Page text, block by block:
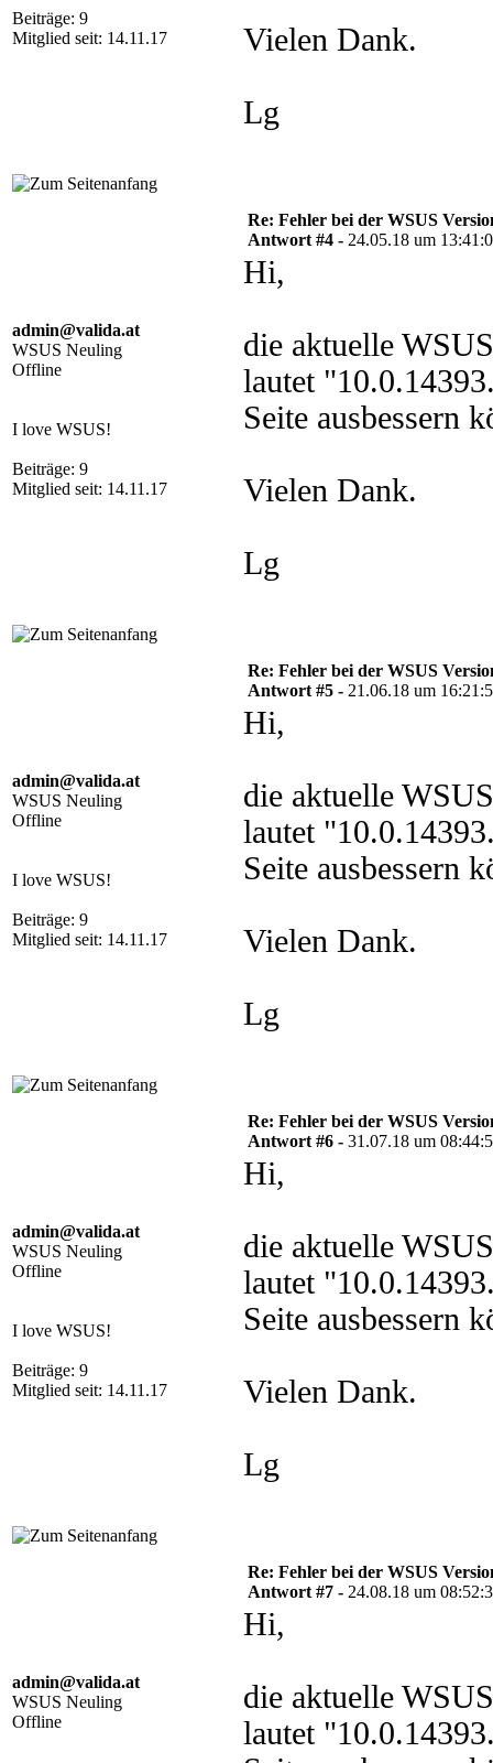
Beiträge: 9
Mitglied seit: 14.11.17
Vielen Dank.
Lg
admin@valida.at
WSUS Neuling
Offline
I love WSUS!
Beiträge: 9
Mitglied seit: 14.11.17
Re: Fehler bei der WSUS
Antwort #4 - 24.05.18 um
Hi,
die aktuelle
lautet
Seite ausbessern
Vielen Dank.
Lg
admin@valida.at
WSUS Neuling
Offline
I love WSUS!
Beiträge: 9
Mitglied seit: 14.11.17
Re: Fehler bei der WSUS
Antwort #5 - 21.06.18 um
Hi,
die aktuelle
lautet
Seite ausbessern
Vielen Dank.
Lg
admin@valida.at
WSUS Neuling
Offline
I love WSUS!
Beiträge: 9
Mitglied seit: 14.11.17
Re: Fehler bei der WSUS
Antwort #6 - 31.07.18 um
Hi,
die aktuelle
lautet
Seite ausbessern
Vielen Dank.
Lg
admin@valida.at
WSUS Neuling
Offline
Re: Fehler bei der WSUS
Antwort #7 - 24.08.18 um
Hi,
die aktuelle
lautet